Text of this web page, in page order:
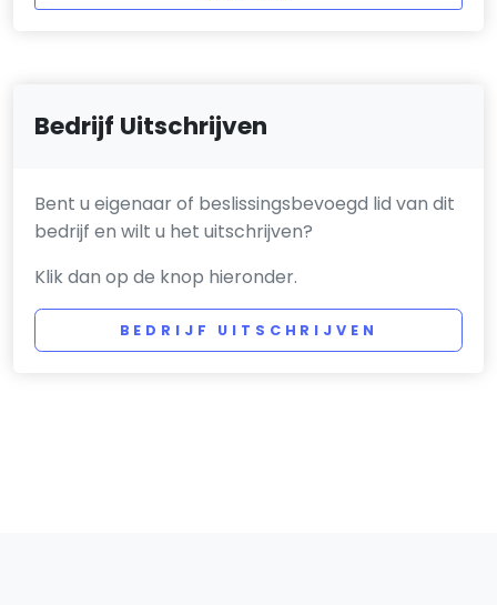
Bedrijf Uitschrijven
Bent u eigenaar of beslissingsbevoegd lid van dit
bedrijf en wilt u het uitschrijven?
Klik dan op de knop hieronder.
BEDRIJF UITSCHRIJVEN